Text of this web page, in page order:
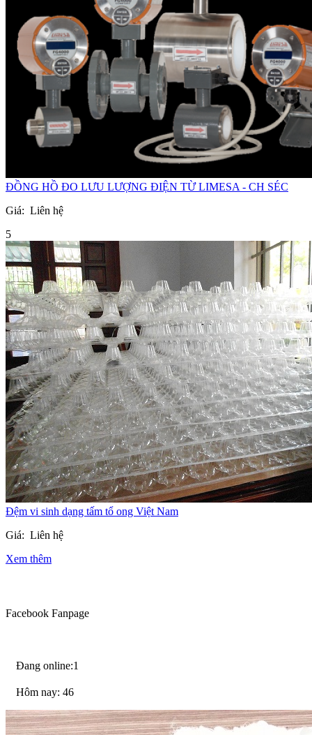
ĐỒNG HỒ ĐO LƯU LƯỢNG ĐIỆN TỪ LIMESA - CH SÉC
Giá: Liên hệ
5
Đệm vi sinh dạng tấm tổ ong Việt Nam
Giá: Liên hệ
Xem thêm
Facebook Fanpage
Đang online:1
Hôm nay: 46